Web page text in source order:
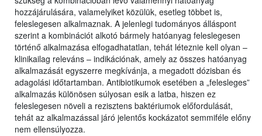
hozzájárulására, valamelyiket közülük, esetleg többet is,
feleslegesen alkalmaznak. A jelenlegi tudományos álláspont
szerint a kombinációt alkotó bármely hatóanyag feleslegesen
történő alkalmazása elfogadhatatlan, tehát léteznie kell olyan –
klinikailag releváns – indikációnak, amely az összes hatóanyag
alkalmazását egyszerre megkívánja, a megadott dózisban és
adagolási időtartamban. Antibiotikumok esetében a „felesleges”
alkalmazás különösen súlyosan esik a latba, hiszen ez
feleslegesen növeli a rezisztens baktériumok előfordulását,
tehát az alkalmazással járó jelentős kockázatot semmiféle előny
nem ellensúlyozza.